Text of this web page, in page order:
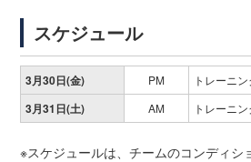
スケジュール
3月30日(金) PM トレーニ
3月31日(土) AM トレーニ
※スケジュールは、チームのコンディシ